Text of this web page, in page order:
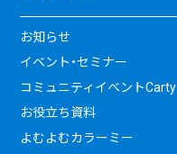
お知らせ
イベント・セミナー
コミュニティイベントCarty
お役立ち資料
よむよむカラーミー